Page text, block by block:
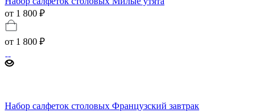
от 1 800 ₽
от 1 800 ₽
Набор салфеток столовых Французский завтрак